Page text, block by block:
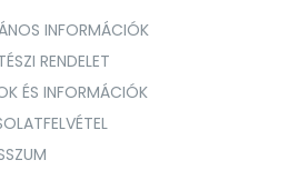
INFORMÁCIÓK
RENDELET
ÉS INFORMÁCIÓK